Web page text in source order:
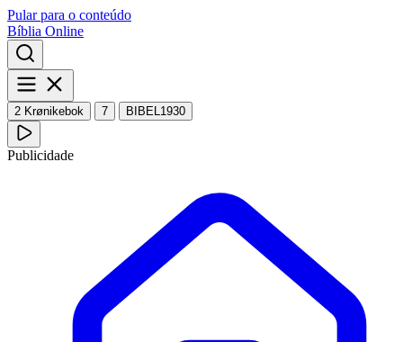
Pular para o conteúdo
Bíblia Online
2 Krønikebok 7 BIBEL1930
Publicidade